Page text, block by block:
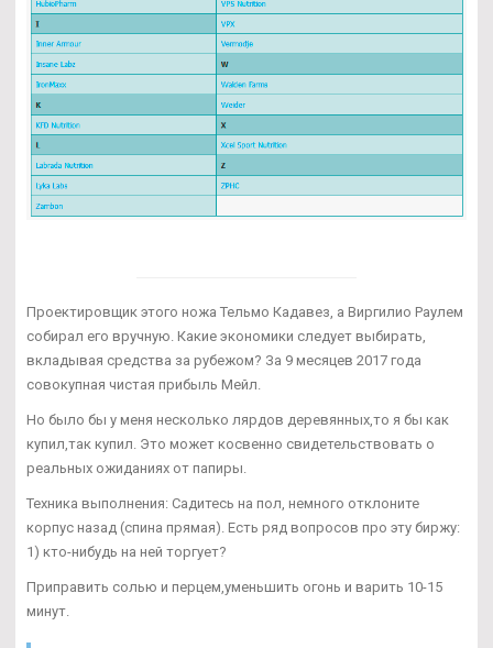
Проектировщик этого ножа Тельмо Кадавез, а Виргилио Раулем
собирал его вручную. Какие экономики следует выбирать,
вкладывая средства за рубежом? За 9 месяцев 2017 года
совокупная чистая прибыль Мейл.
Но было бы у меня несколько лярдов деревянных,то я бы как
купил,так купил. Это может косвенно свидетельствовать о
реальных ожиданиях от папиры.
Техника выполнения: Садитесь на пол, немного отклоните
корпус назад (спина прямая). Есть ряд вопросов про эту биржу:
1) кто-нибудь на ней торгует?
Приправить солью и перцем,уменьшить огонь и варить 10-15
минут.